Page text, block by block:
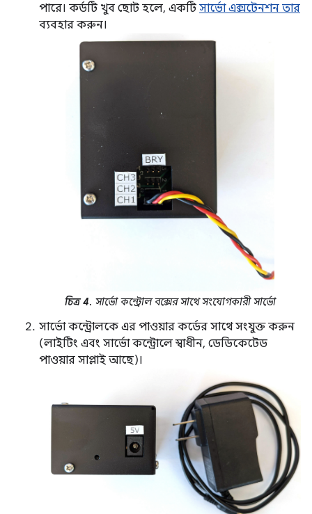
পারে। কর্ডটি খুব ছোট হলে, একটি সার্ভো এক্সটেনশন তার
ব্যবহার করুন।
চিত্র 4. সার্ভো কন্ট্রোল বক্সের সাথে সংযোগকারী সার্ভো
সার্ভো কন্ট্রোলকে এর পাওয়ার কর্ডের সাথে সংযুক্ত করুন
(লাইটিং এবং সার্ভো কন্ট্রোলে স্বাধীন, ডেডিকেটেড
পাওয়ার সাপ্লাই আছে)।